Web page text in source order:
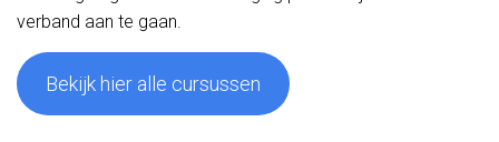
verband aan te gaan.
Bekijk hier alle cursussen